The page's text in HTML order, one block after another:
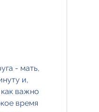
- мать,
и,
важно
время